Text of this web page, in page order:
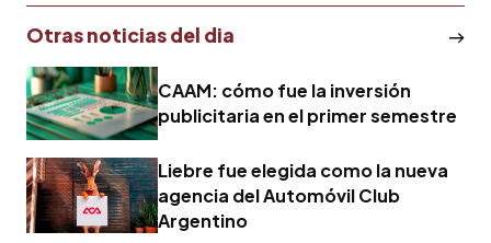
Otras noticias del dia
CAAM: cómo fue la inversión
publicitaria en el primer semestre
Liebre fue elegida como la nueva
agencia del Automóvil Club
Argentino